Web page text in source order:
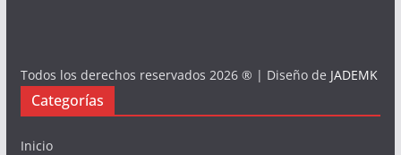
Todos los derechos reservados 2026 ® | Diseño de JADEMK
Categorías
Inicio